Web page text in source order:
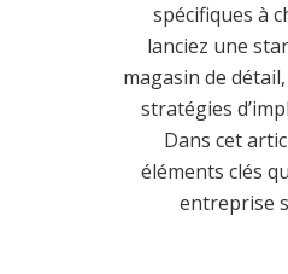
spécifiques à
lanciez une
magasin de
stratégies
Dans cet
éléments clés
entreprise